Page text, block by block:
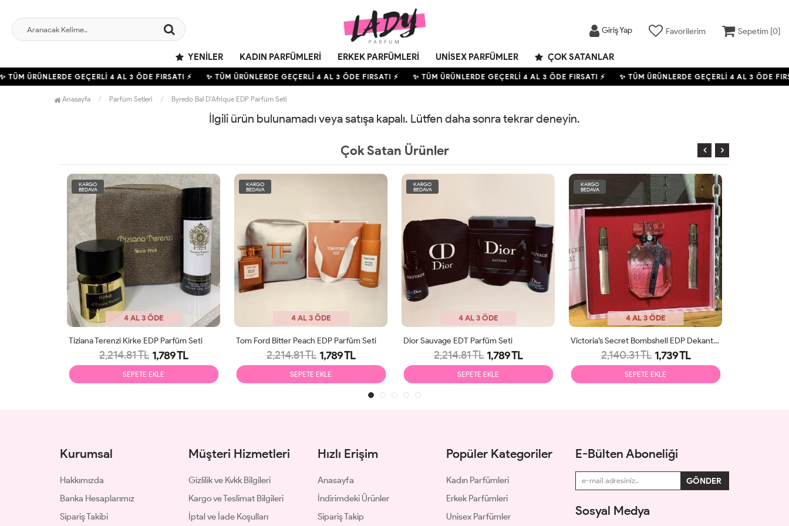
Giriş Yap Favorilerim Sepetim [0]
YENILER KADIN PARFÜMLERI ERKEK PARFÜMLERI UNISEX PARFÜMLER ÇOK SATANLAR
TÜM ÜRÜNLERDE GEÇERLİ4AL 3 ÖDE FIRSATI ⚡ ✨ TÜM ÜRÜNLERDE GEÇERLİ4AL 3 ÖDE FIRSATI ⚡ ✨ TÜM ÜRÜNLERDE GEÇERLİ4AL 3 ÖDE FIRSATI ⚡ ✨ TÜM ÜRÜNLERDE GEÇERLİ4AL 3 ÖDE
Anasayfa Parfüm Setleri Byredo Bal D’Afrique EDP Parfüm Seti
İlgili ürün bulunamadı veya satışa kapalı. Lütfen daha sonra tekrar deneyin.
Çok Satan Ürünler
KARGO
BEDAVA
4 AL 3 ÖDE
Tiziana Terenzi Kirke EDP Parfüm Seti
2,214.81 TL 1,789 TL
SEPETE EKLE
KARGO
BEDAVA
4 AL 3 ÖDE
Tom Ford Bitter Peach EDP Parfüm Seti
2,214.81 TL 1,789 TL
SEPETE EKLE
KARGO
BEDAVA
4 AL 3 ÖDE
Dior Sauvage EDT Parfüm Seti
2,214.81 TL 1,789 TL
SEPETE EKLE
KARGO
BEDAVA
4 AL 3 ÖDE
Victoria’s Secret Bombshell EDP Dekantlı Parfüm Seti
2,140.31 TL 1,739 TL
SEPETE EKLE
Kurumsal
Hakkımızda
Banka Hesaplarımız
Sipariş Takibi
Müşteri Hizmetleri
Gizlilik ve Kvkk Bilgileri
Kargo ve Teslimat Bilgileri
İptal ve İade Koşulları
Hızlı Erişim
Anasayfa
İndirimdeki Ürünler
Sipariş Takip
Popüler Kategoriler
Kadın Parfümleri
Erkek Parfümleri
Unisex Parfümler
E-Bülten Aboneliği
Sosyal Medya